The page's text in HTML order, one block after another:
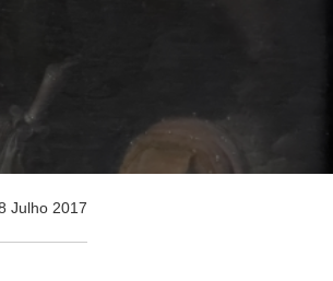
Julho 2017